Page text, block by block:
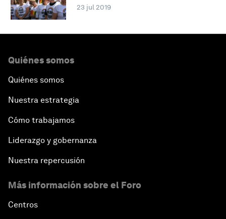
23 jul 2019
Quiénes somos
Quiénes somos
Nuestra estrategia
Cómo trabajamos
Liderazgo y gobernanza
Nuestra repercusión
Más información sobre el Foro
Centros